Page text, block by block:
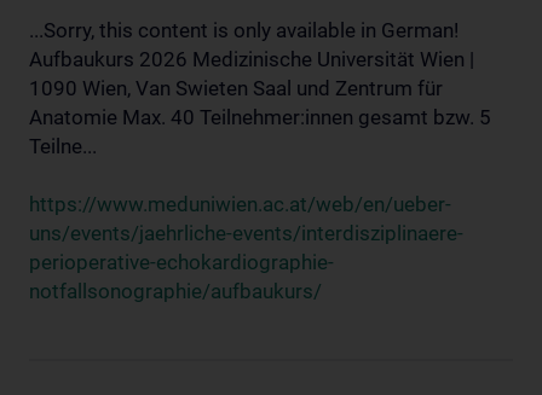
...Sorry, this content is only available in German!
Aufbaukurs 2026 Medizinische Universität Wien |
1090 Wien, Van Swieten Saal und Zentrum für
Anatomie Max. 40 Teilnehmer:innen gesamt bzw. 5
Teilne...
https://www.meduniwien.ac.at/web/en/ueber-
uns/events/jaehrliche-events/interdisziplinaere-
perioperative-echokardiographie-
notfallsonographie/aufbaukurs/